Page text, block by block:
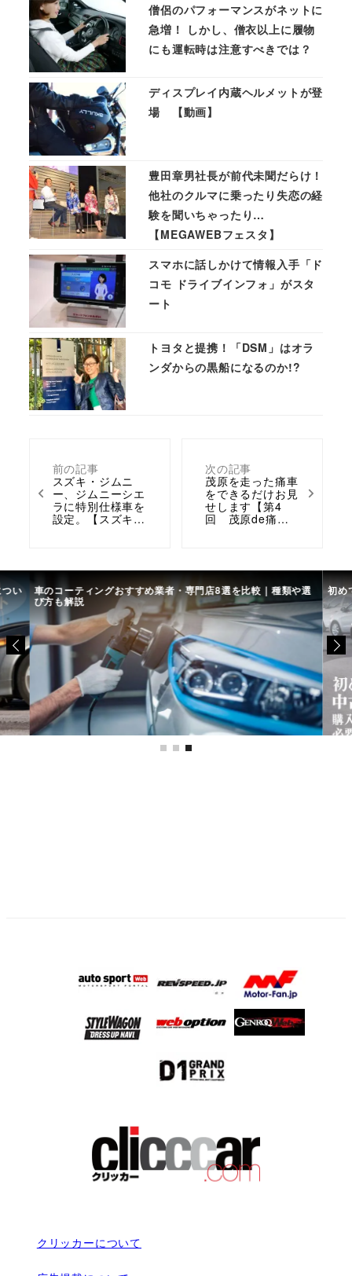
前の記事
スズキ・ジムニ
ー、ジムニーシエ
ラに特別仕様車を
設定。【スズキ…
次の記事
茂原を走った痛車
をできるだけお見
せします【第4
回 茂原de痛…
僧侶のパフォーマンスがネットに
急増！ しかし、僧衣以上に履物
にも運転時は注意すべきでは？
ディスプレイ内蔵ヘルメットが登
場 【動画】
豊田章男社長が前代未聞だらけ！
他社のクルマに乗ったり失恋の経
験を聞いちゃったり…
【MEGAWEBフェスタ】
スマホに話しかけて情報入手「ド
コモ ドライブインフォ」がスタ
ート
トヨタと提携！「DSM」はオラ
ンダからの黒船になるのか!?
い 車のコーティングおすすめ業者・専門店8選を比較｜種類や選
び方も解説
初め
クリッカーについて